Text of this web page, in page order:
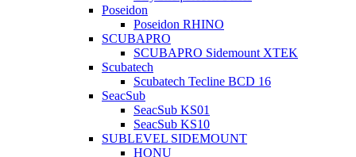
Poseidon
Poseidon RHINO
SCUBAPRO
SCUBAPRO Sidemount XTEK
Scubatech
Scubatech Tecline BCD 16
SeacSub
SeacSub KS01
SeacSub KS10
SUBLEVEL SIDEMOUNT
HONU